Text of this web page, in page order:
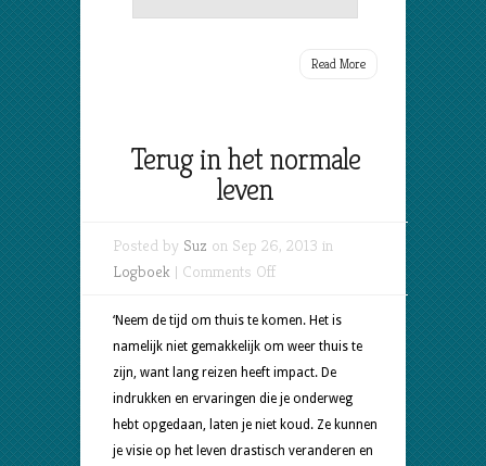
Read More
Terug in het normale
leven
Posted by Suz on Sep 26, 2013 in
Logboek | Comments Offon
in
het
normale
leven
‘Neem de tijd om thuis te komen. Het is
namelijk niet gemakkelijk om weer thuis te
zijn, want lang reizen heeft impact. De
indrukken en ervaringen die je onderweg
hebt opgedaan, laten je niet koud. Ze kunnen
je visie op het leven drastisch veranderen en